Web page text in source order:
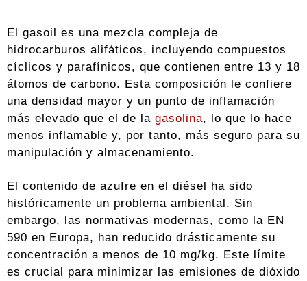
El gasoil es una mezcla compleja de
hidrocarburos alifáticos, incluyendo compuestos
cíclicos y parafínicos, que contienen entre 13 y 18
átomos de carbono. Esta composición le confiere
una densidad mayor y un punto de inflamación
más elevado que el de la gasolina, lo que lo hace
menos inflamable y, por tanto, más seguro para su
manipulación y almacenamiento.
El contenido de azufre en el diésel ha sido
históricamente un problema ambiental. Sin
embargo, las normativas modernas, como la EN
590 en Europa, han reducido drásticamente su
concentración a menos de 10 mg/kg. Este límite
es crucial para minimizar las emisiones de dióxido